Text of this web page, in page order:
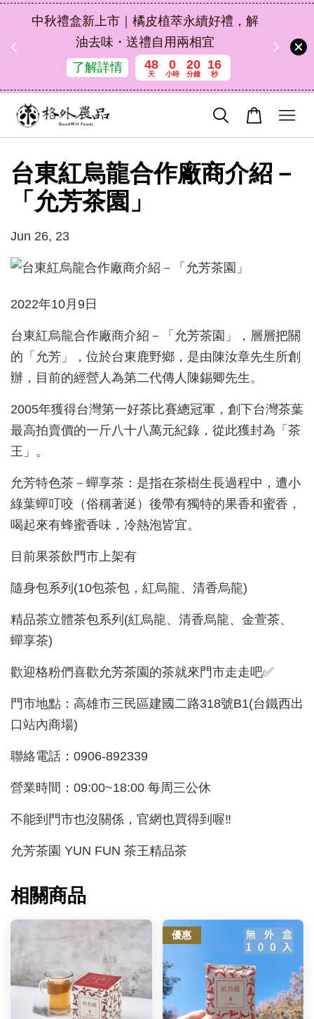
中秋禮盒新上市｜橘皮植萃永續好禮，解
油去味・送禮自用兩相宜
了解詳情
48
天
0
小時
20
分鐘
16
秒
台東紅烏龍合作廠商介紹－
「允芳茶園」
Jun 26, 23
2022年10月9日
台東紅烏龍合作廠商介紹－「允芳茶園」，層層把關
的「允芳」，位於台東鹿野鄉，是由陳汝章先生所創
辦，目前的經營人為第二代傳人陳錫卿先生。
2005年獲得台灣第一好茶比賽總冠軍，創下台灣茶葉
最高拍賣價的一斤八十八萬元紀錄，從此獲封為「茶
王」。
允芳特色茶－蟬享茶：是指在茶樹生長過程中，遭小
綠葉蟬叮咬（俗稱著涎）後帶有獨特的果香和蜜香，
喝起來有蜂蜜香味，冷熱泡皆宜。
目前果茶飲門市上架有
隨身包系列(10包茶包，紅烏龍、清香烏龍)
精品茶立體茶包系列(紅烏龍、清香烏龍、金萱茶、
蟬享茶)
歡迎格粉們喜歡允芳茶園的茶就來門市走走吧✅
門市地點：高雄市三民區建國二路318號B1(台鐵西出
口站內商場)
聯絡電話：0906-892339
營業時間：09:00~18:00 每周三公休
不能到門市也沒關係，官網也買得到喔‼️
允芳茶園 YUN FUN 茶王精品茶
相關商品
優惠